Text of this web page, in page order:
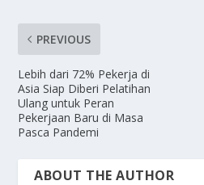
PREVIOUS
Lebih dari 72% Pekerja di
Asia Siap Diberi Pelatihan
Ulang untuk Peran
Pekerjaan Baru di Masa
Pasca Pandemi
ABOUT THE AUTHOR